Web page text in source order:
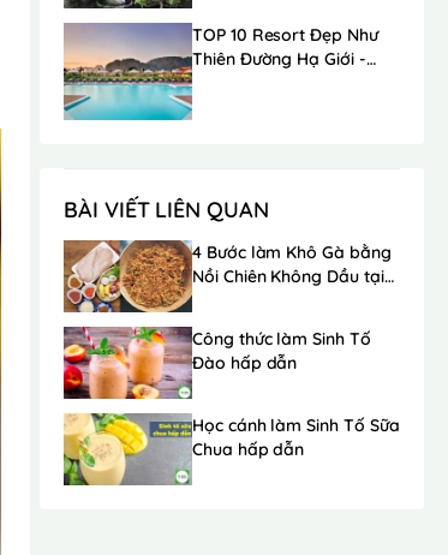
TOP 10 Resort Đẹp Như
Thiên Đường Hạ Giới -
BÀI VIẾT LIÊN QUAN
4 Bước làm Khô Gà bằng
Nồi Chiên Không Dầu tại
Công thức làm Sinh Tố
Đào hấp dẫn
Học cánh làm Sinh Tố Sữa
Chua hấp dẫn